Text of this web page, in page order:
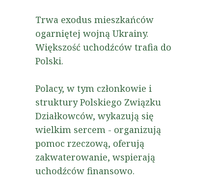
Trwa exodus mieszkańców
ogarniętej wojną Ukrainy.
Większość uchodźców trafia do
Polski.
Polacy, w tym członkowie i
struktury Polskiego Związku
Działkowców, wykazują się
wielkim sercem - organizują
pomoc rzeczową, oferują
zakwaterowanie, wspierają
uchodźców finansowo.